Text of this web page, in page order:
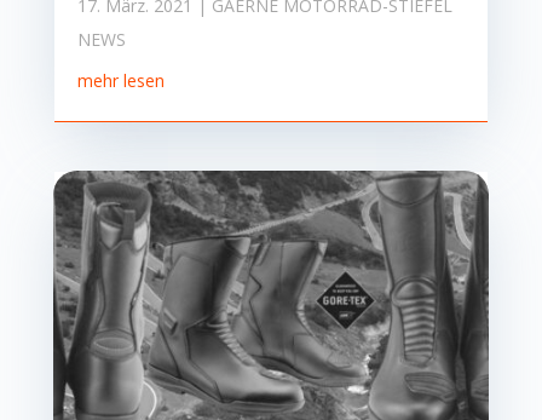
17. März. 2021 | GAERNE MOTORRAD-STIEFEL
NEWS
mehr lesen